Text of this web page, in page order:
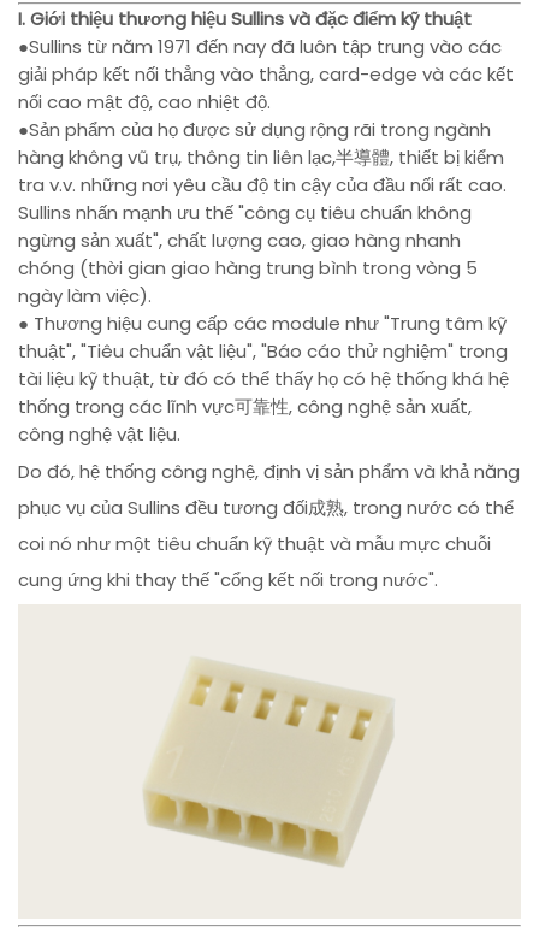
I. Giới thiệu thương hiệu Sullins và đặc điểm kỹ thuật
●Sullins từ năm 1971 đến nay đã luôn tập trung vào các
giải pháp kết nối thẳng vào thẳng, card-edge và các kết
nối cao mật độ, cao nhiệt độ.
●Sản phẩm của họ được sử dụng rộng rãi trong ngành
hàng không vũ trụ, thông tin liên lạc,半導體, thiết bị kiểm
tra v.v. những nơi yêu cầu độ tin cậy của đầu nối rất cao.
Sullins nhấn mạnh ưu thế "công cụ tiêu chuẩn không
ngừng sản xuất", chất lượng cao, giao hàng nhanh
chóng (thời gian giao hàng trung bình trong vòng 5
ngày làm việc).
● Thương hiệu cung cấp các module như "Trung tâm kỹ
thuật", "Tiêu chuẩn vật liệu", "Báo cáo thử nghiệm" trong
tài liệu kỹ thuật, từ đó có thể thấy họ có hệ thống khá hệ
thống trong các lĩnh vực可靠性, công nghệ sản xuất,
công nghệ vật liệu.
Do đó, hệ thống công nghệ, định vị sản phẩm và khả năng
phục vụ của Sullins đều tương đối成熟, trong nước có thể
coi nó như một tiêu chuẩn kỹ thuật và mẫu mực chuỗi
cung ứng khi thay thế "cổng kết nối trong nước".